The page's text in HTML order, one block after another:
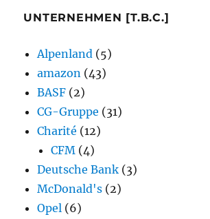
UNTERNEHMEN [T.B.C.]
Alpenland (5)
amazon (43)
BASF (2)
CG-Gruppe (31)
Charité (12)
CFM (4)
Deutsche Bank (3)
McDonald's (2)
Opel (6)